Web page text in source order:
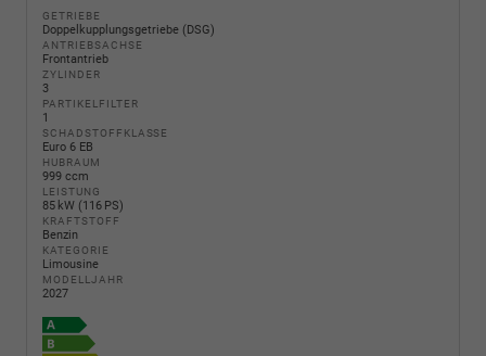
GETRIEBE
Doppelkupplungsgetriebe (DSG)
ANTRIEBSACHSE
Frontantrieb
ZYLINDER
3
PARTIKELFILTER
1
SCHADSTOFFKLASSE
Euro 6 EB
HUBRAUM
999 ccm
LEISTUNG
85 kW (116 PS)
KRAFTSTOFF
Benzin
KATEGORIE
Limousine
MODELLJAHR
2027